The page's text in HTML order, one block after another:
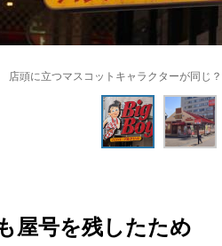
店頭に立つマスコットキャラクターが同じ
屋号を残したため